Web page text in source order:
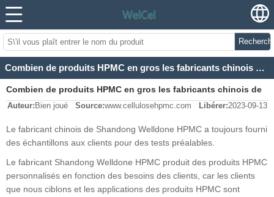
Combien de produits HPMC en gros les fabricants chinois de HPMC peuvent-ils fournir pour les tests d'échantillons ?
Combien de produits HPMC en gros les fabricants chinois de
HPMC peuvent-ils fournir pour les tests d'échantillons ?
Auteur: Bien joué Source:www.cellulosehpmc.com Libérer:2023-09-13
Le fabricant chinois de Shandong Welldone HPMC a toujours fourni
des échantillons aux clients pour des tests préalables.
Le fabricant Shandong Welldone HPMC produit des produits HPMC
personnalisés en fonction des besoins des clients, car les clients
que nous ciblons et les applications des produits HPMC sont